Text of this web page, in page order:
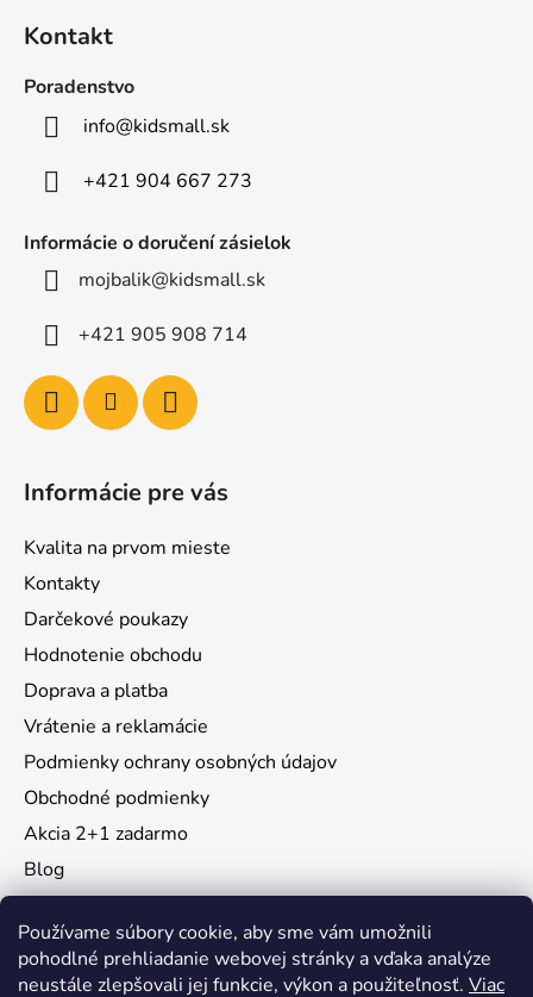
Používame súbory cookie, aby sme vám umožnili
pohodlné prehliadanie webovej stránky a vďaka analýze
neustále zlepšovali jej funkcie, výkon a použiteľnosť. Viac
Kontakt
Poradenstvo
info@kidsmall.sk
+421 904 667 273
Informácie o doručení zásielok
mojbalik@kidsmall.sk
+421 905 908 714
Informácie pre vás
Kvalita na prvom mieste
Kontakty
Darčekové poukazy
Hodnotenie obchodu
Doprava a platba
Vrátenie a reklamácie
Podmienky ochrany osobných údajov
Obchodné podmienky
Akcia 2+1 zadarmo
Blog